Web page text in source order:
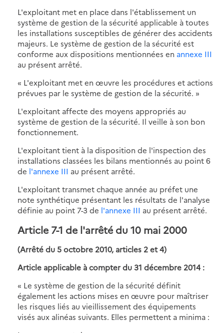
L'exploitant met en place dans l'établissement un
système de gestion de la sécurité applicable à toutes
les installations susceptibles de générer des accidents
majeurs. Le système de gestion de la sécurité est
conforme aux dispositions mentionnées en annexe III
au présent arrêté.
« L'exploitant met en œuvre les procédures et actions
prévues par le système de gestion de la sécurité. »
L'exploitant affecte des moyens appropriés au
système de gestion de la sécurité. Il veille à son bon
fonctionnement.
L'exploitant tient à la disposition de l'inspection des
installations classées les bilans mentionnés au point 6
de l'annexe III au présent arrêté.
L'exploitant transmet chaque année au préfet une
note synthétique présentant les résultats de l'analyse
définie au point 7-3 de l'annexe III au présent arrêté.
Article 7-1 de l'arrêté du 10 mai 2000
(Arrêté du 5 octobre 2010, articles 2 et 4)
Article applicable à compter du 31 décembre 2014 :
« Le système de gestion de la sécurité définit
également les actions mises en œuvre pour maîtriser
les risques liés au vieillissement des équipements
visés aux alinéas suivants. Elles permettent a minima :